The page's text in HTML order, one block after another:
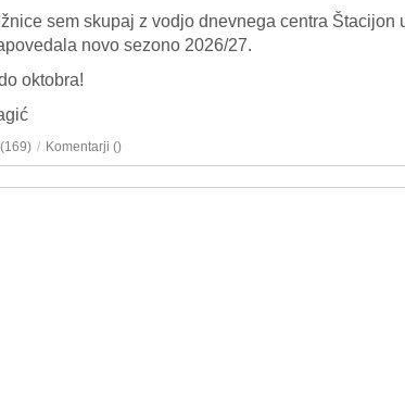
sem skupaj z vodjo dnevnega centra
novo sezono 2026/27.
oktobra!
/ Komentarji ()